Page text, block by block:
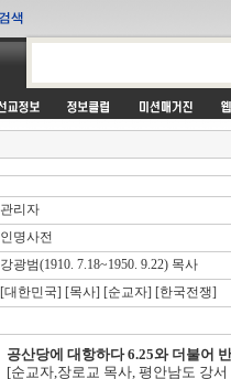
관리자
인명사전
강광범(1910. 7.18~1950. 9.22) 목사
[대한민국] [목사] [순교자] [한국전쟁]
공산당에 대항하다 6.25와 더불어
[순교자,장로교 목사, 평안남도 강